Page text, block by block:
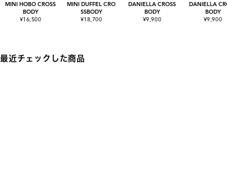
MINI HOBO CROSS
BODY
¥16,500
MINI DUFFEL CRO
SSBODY
¥18,700
DANIELLA CROSS
BODY
¥9,900
DANIELLA
BODY
¥9,900
最近チェックした商品